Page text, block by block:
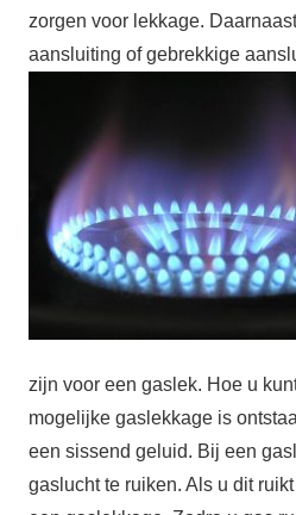
zorgen voor lekkage.
aansluiting of gebrekkige
zijn voor een gaslek. Hoe u
mogelijke gaslekkage is
een sissend geluid. Bij een
gaslucht te ruiken. Als u dit